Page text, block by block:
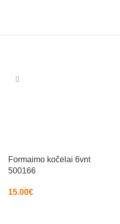
Formaimo kočėlai 6vnt
500166
15.00€